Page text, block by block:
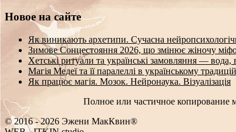
Новое на сайте
Як виникають архетипи. Сучасна
Зимове Сонцестояння 2026, що змінює жіночу
Хетські ритуали та українські замовляння — вода,
Магія Медеї та її паралеллі в українському
Як працює магія. Мозок. Нейронаука. Візуалізація
Полное или частичное копирование
© 2016 - 2026 Эжени МакКвин®